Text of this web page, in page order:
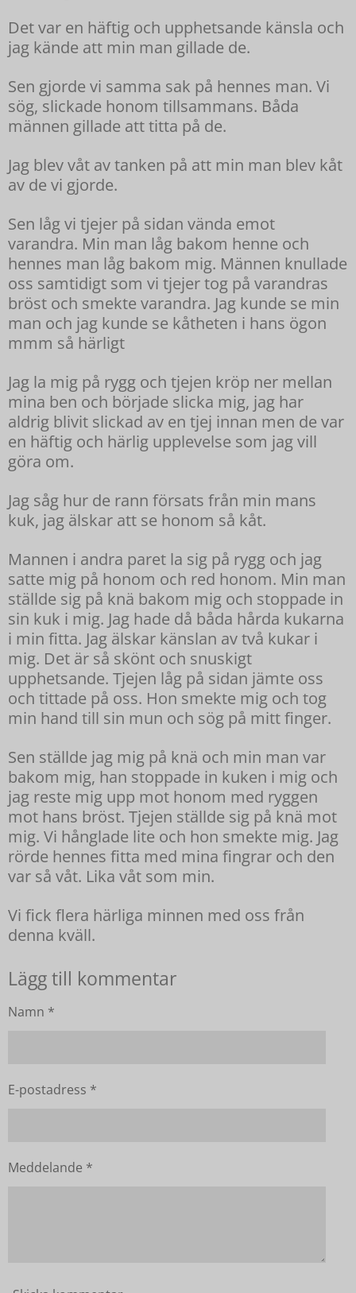
Det var en häftig och upphetsande känsla och
jag kände att min man gillade de.
Sen gjorde vi samma sak på hennes man. Vi
sög, slickade honom tillsammans. Båda
männen gillade att titta på de.
Jag blev våt av tanken på att min man blev kåt
av de vi gjorde.
Sen låg vi tjejer på sidan vända emot
varandra. Min man låg bakom henne och
hennes man låg bakom mig. Männen knullade
oss samtidigt som vi tjejer tog på varandras
bröst och smekte varandra. Jag kunde se min
man och jag kunde se kåtheten i hans ögon
mmm så härligt
Jag la mig på rygg och tjejen kröp ner mellan
mina ben och började slicka mig, jag har
aldrig blivit slickad av en tjej innan men de var
en häftig och härlig upplevelse som jag vill
göra om.
Jag såg hur de rann försats från min mans
kuk, jag älskar att se honom så kåt.
Mannen i andra paret la sig på rygg och jag
satte mig på honom och red honom. Min man
ställde sig på knä bakom mig och stoppade in
sin kuk i mig. Jag hade då båda hårda kukarna
i min fitta. Jag älskar känslan av två kukar i
mig. Det är så skönt och snuskigt
upphetsande. Tjejen låg på sidan jämte oss
och tittade på oss. Hon smekte mig och tog
min hand till sin mun och sög på mitt finger.
Sen ställde jag mig på knä och min man var
bakom mig, han stoppade in kuken i mig och
jag reste mig upp mot honom med ryggen
mot hans bröst. Tjejen ställde sig på knä mot
mig. Vi hånglade lite och hon smekte mig. Jag
rörde hennes fitta med mina fingrar och den
var så våt. Lika våt som min.
Vi fick flera härliga minnen med oss från
denna kväll.
Lägg till kommentar
Namn *
E-postadress *
Meddelande *